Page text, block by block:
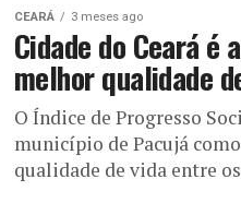
CEARÁ 3 meses ago
Cidade do Ceará é
melhor qualidade
O Índice de Progresso
município de Pacujá
qualidade de vida entre